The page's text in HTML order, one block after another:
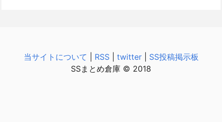
当サイトについて RSS| twitter| SS投稿掲示板
SSまとめ倉庫 © 2018